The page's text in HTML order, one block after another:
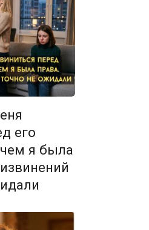
его
я была